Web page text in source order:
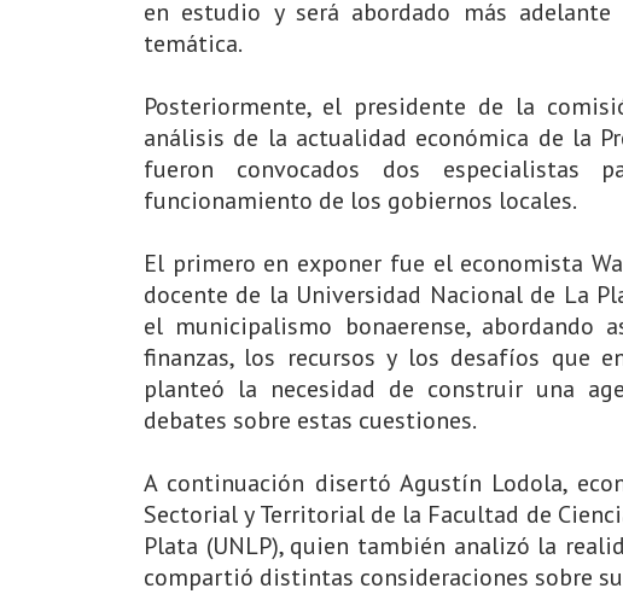
en estudio y será abordado más
temática.
Posteriormente, el presidente de la
análisis de la actualidad económica de la
fueron convocados dos
funcionamiento de los gobiernos locales.
El primero en exponer fue el economista
docente de la Universidad Nacional de La
el municipalismo bonaerense, abordando
finanzas, los recursos y los desafíos que
planteó la necesidad de construir una
debates sobre estas cuestiones.
A continuación disertó Agustín Lodola,
Sectorial y Territorial de la Facultad de
Plata (UNLP), quien también analizó la
compartió distintas consideraciones sobre